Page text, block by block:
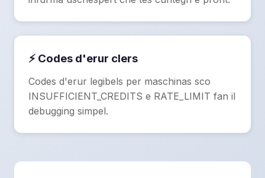
⚡ Codes d'erur clers
Codes d'erur legibels per maschinas sco
INSUFFICIENT_CREDITS e RATE_LIMIT fan il
debugging simpel.